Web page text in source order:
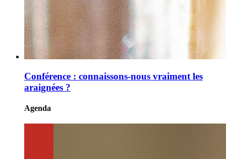
Conférence : connaissons-nous vraiment les
araignées ?
Agenda